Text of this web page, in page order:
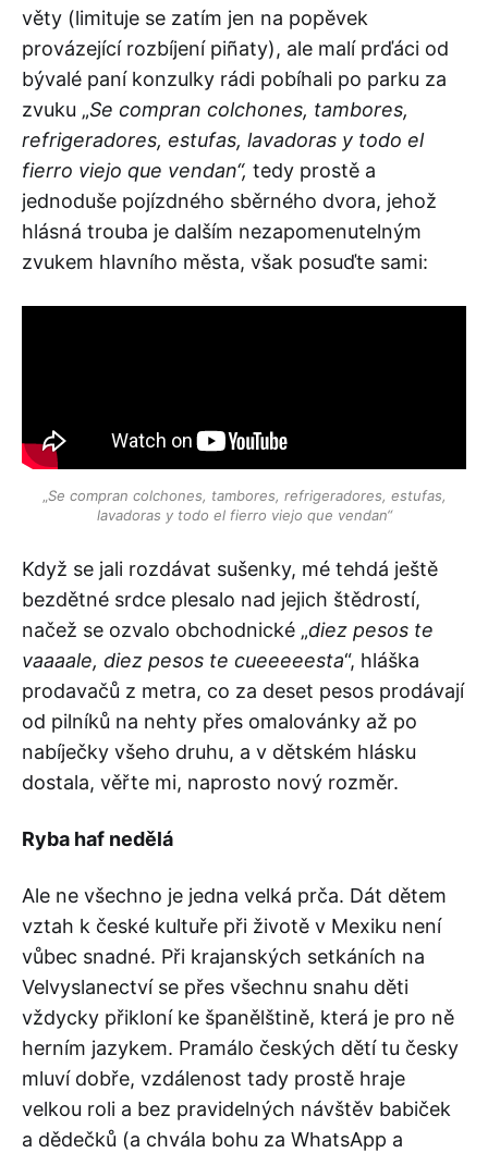
věty (limituje se zatím jen na popěvek
provázející rozbíjení piñaty), ale malí prďáci od
bývalé paní konzulky rádi pobíhali po parku za
zvuku „Se compran colchones, tambores,
refrigeradores, estufas, lavadoras y todo el
fierro viejo que vendan“, tedy prostě a
jednoduše pojízdného sběrného dvora, jehož
hlásná trouba je dalším nezapomenutelným
zvukem hlavního města, však posuďte sami:
„Se compran colchones, tambores, refrigeradores, estufas,
lavadoras y todo el fierro viejo que vendan“
Když se jali rozdávat sušenky, mé tehdá ještě
bezdětné srdce plesalo nad jejich štědrostí,
načež se ozvalo obchodnické „diez pesos te
vaaaale, diez pesos te cueeeeesta“, hláška
prodavačů z metra, co za deset pesos prodávají
od pilníků na nehty přes omalovánky až po
nabíječky všeho druhu, a v dětském hlásku
dostala, věřte mi, naprosto nový rozměr.
Ryba haf nedělá
Ale ne všechno je jedna velká prča. Dát dětem
vztah k české kultuře při životě v Mexiku není
vůbec snadné. Při krajanských setkáních na
Velvyslanectví se přes všechnu snahu děti
vždycky přikloní ke španělštině, která je pro ně
herním jazykem. Pramálo českých dětí tu česky
mluví dobře, vzdálenost tady prostě hraje
velkou roli a bez pravidelných návštěv babiček
a dědečků (a chvála bohu za WhatsApp a